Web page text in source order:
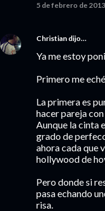
5 de febrero de 2013
Christian dijo…
Ya me estoy
Primero me
La primera es
hacer pareja
Aunque la cinta
grado de
ahora cada que
hollywood de
Pero donde si
pasa echando
risa.